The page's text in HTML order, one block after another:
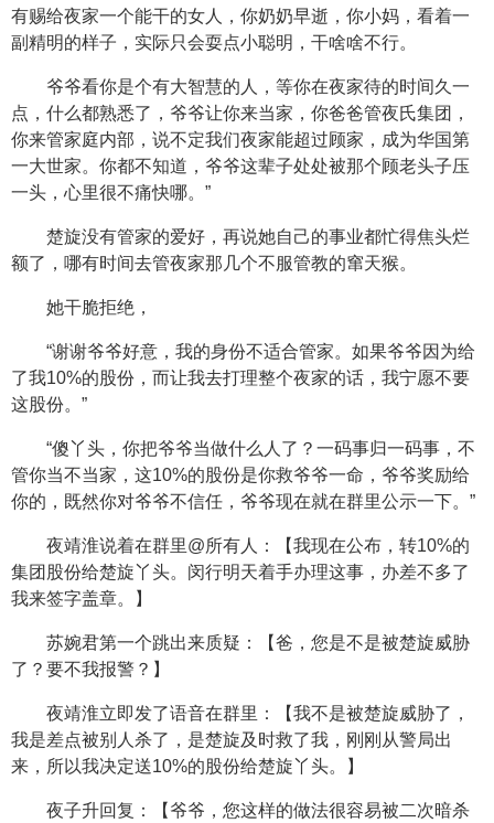
有赐给夜家一个能干的女人，你奶奶早逝，你小妈，看着一
副精明的样子，实际只会耍点小聪明，干啥啥不行。
爷爷看你是个有大智慧的人，等你在夜家待的时间久一
点，什么都熟悉了，爷爷让你来当家，你爸爸管夜氏集团，
你来管家庭内部，说不定我们夜家能超过顾家，成为华国第
一大世家。你都不知道，爷爷这辈子处处被那个顾老头子压
一头，心里很不痛快哪。”
楚旋没有管家的爱好，再说她自己的事业都忙得焦头烂
额了，哪有时间去管夜家那几个不服管教的窜天猴。
她干脆拒绝，
“谢谢爷爷好意，我的身份不适合管家。如果爷爷因为给
了我10%的股份，而让我去打理整个夜家的话，我宁愿不要
这股份。”
“傻丫头，你把爷爷当做什么人了？一码事归一码事，不
管你当不当家，这10%的股份是你救爷爷一命，爷爷奖励给
你的，既然你对爷爷不信任，爷爷现在就在群里公示一下。”
夜靖淮说着在群里@所有人：【我现在公布，转10%的
集团股份给楚旋丫头。闵行明天着手办理这事，办差不多了
我来签字盖章。】
苏婉君第一个跳出来质疑：【爸，您是不是被楚旋威胁
了？要不我报警？】
夜靖淮立即发了语音在群里：【我不是被楚旋威胁了，
我是差点被别人杀了，是楚旋及时救了我，刚刚从警局出
来，所以我决定送10%的股份给楚旋丫头。】
夜子升回复：【爷爷，您这样的做法很容易被二次暗杀